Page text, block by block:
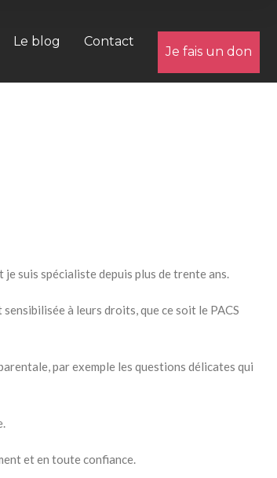
Le blog Contact
Je fais un don
suis spécialiste depuis plus de trente ans.
à leurs droits, que ce soit le PACS
par exemple les questions délicates qui
et en toute confiance.